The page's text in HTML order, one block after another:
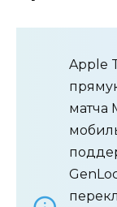
Apple
матча